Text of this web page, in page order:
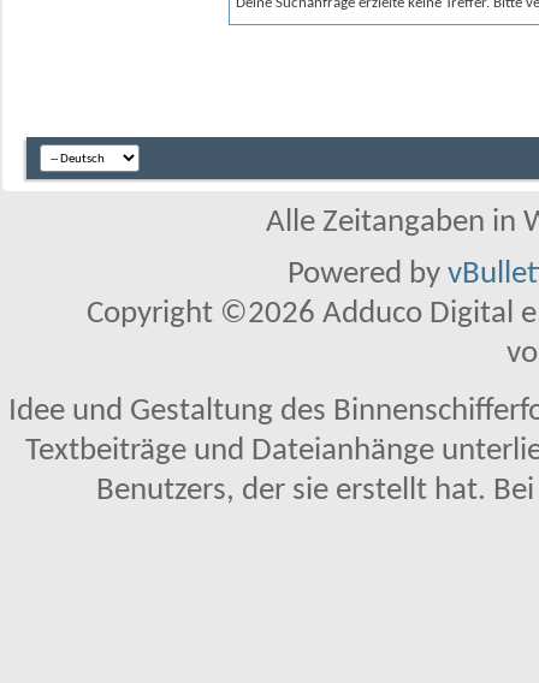
Alle Zeitangaben in
Powered by
Copyright ©2026 Adduco Digital
Idee und Gestaltung des
Textbeiträge und Dateianhänge
Benutzers, der sie erstellt hat.